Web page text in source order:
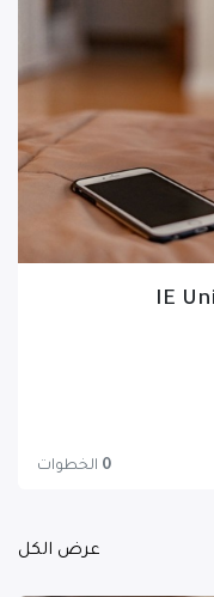
IE
0 الخطوات
عرض الكل